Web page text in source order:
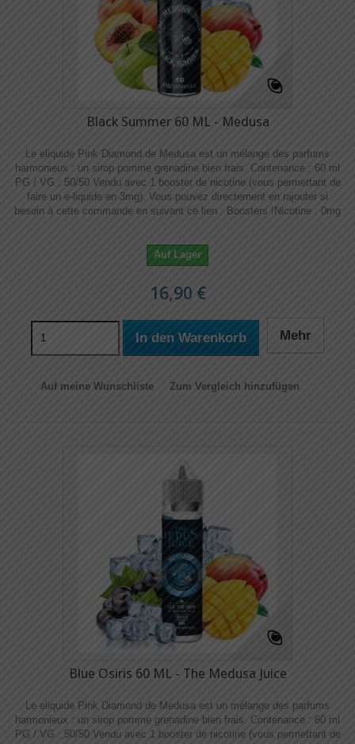
Black Summer 60 ML - Medusa
Le eliquide Pink Diamond de Medusa est un mélange des parfums
harmonieux : un sirop pomme grenadine bien frais. Contenance : 60 ml
PG / VG : 50/50 Vendu avec 1 booster de nicotine (vous permettant de
faire un e-liquide en 3mg). Vous pouvez directement en rajouter si
besoin à cette commande en suivant ce lien : Boosters !​​ Nicotine : 0mg
Auf Lager
16,90 €
In den Warenkorb Mehr
Auf meine Wunschliste Zum Vergleich hinzufügen
Blue Osiris 60 ML - The Medusa Juice
Le eliquide Pink Diamond de Medusa est un mélange des parfums
harmonieux : un sirop pomme grenadine bien frais. Contenance : 60 ml
PG / VG : 50/50 Vendu avec 1 booster de nicotine (vous permettant de